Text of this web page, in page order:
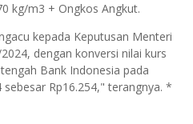
kg/m3 + Ongkos Angkut.
kepada Keputusan Menteri
dengan konversi nilai kurs
Bank Indonesia pada
Rp16.254," terangnya. *